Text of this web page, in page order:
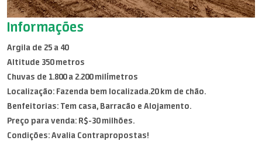
Informações
Argila de 25 a 40
Altitude 350 metros
Chuvas de 1.800 a 2.200 milímetros
Localização: Fazenda bem localizada.20 km de chão.
Benfeitorias: Tem casa, Barracão e Alojamento.
Preço para venda: R$-30 milhões.
Condições: Avalia Contrapropostas!